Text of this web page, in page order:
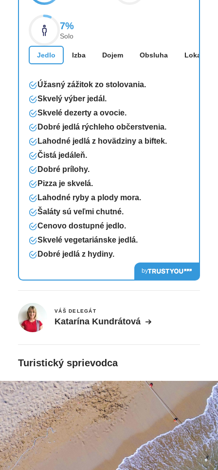
7%
Solo
Jedlo Izba Dojem Obsluha Lokalita
Úžasný zážitok zo stolovania.
Skvelý výber jedál.
Skvelé dezerty a ovocie.
Dobré jedlá rýchleho občerstvenia.
Lahodné jedlá z hovädziny a biftek.
Čistá jedáleň.
Dobré prílohy.
Pizza je skvelá.
Lahodné ryby a plody mora.
Šaláty sú veľmi chutné.
Cenovo dostupné jedlo.
Skvelé vegetariánske jedlá.
Dobré jedlá z hydiny.
by
VÁŠ DELEGÁT
Katarína Kundrátová
Turistický sprievodca